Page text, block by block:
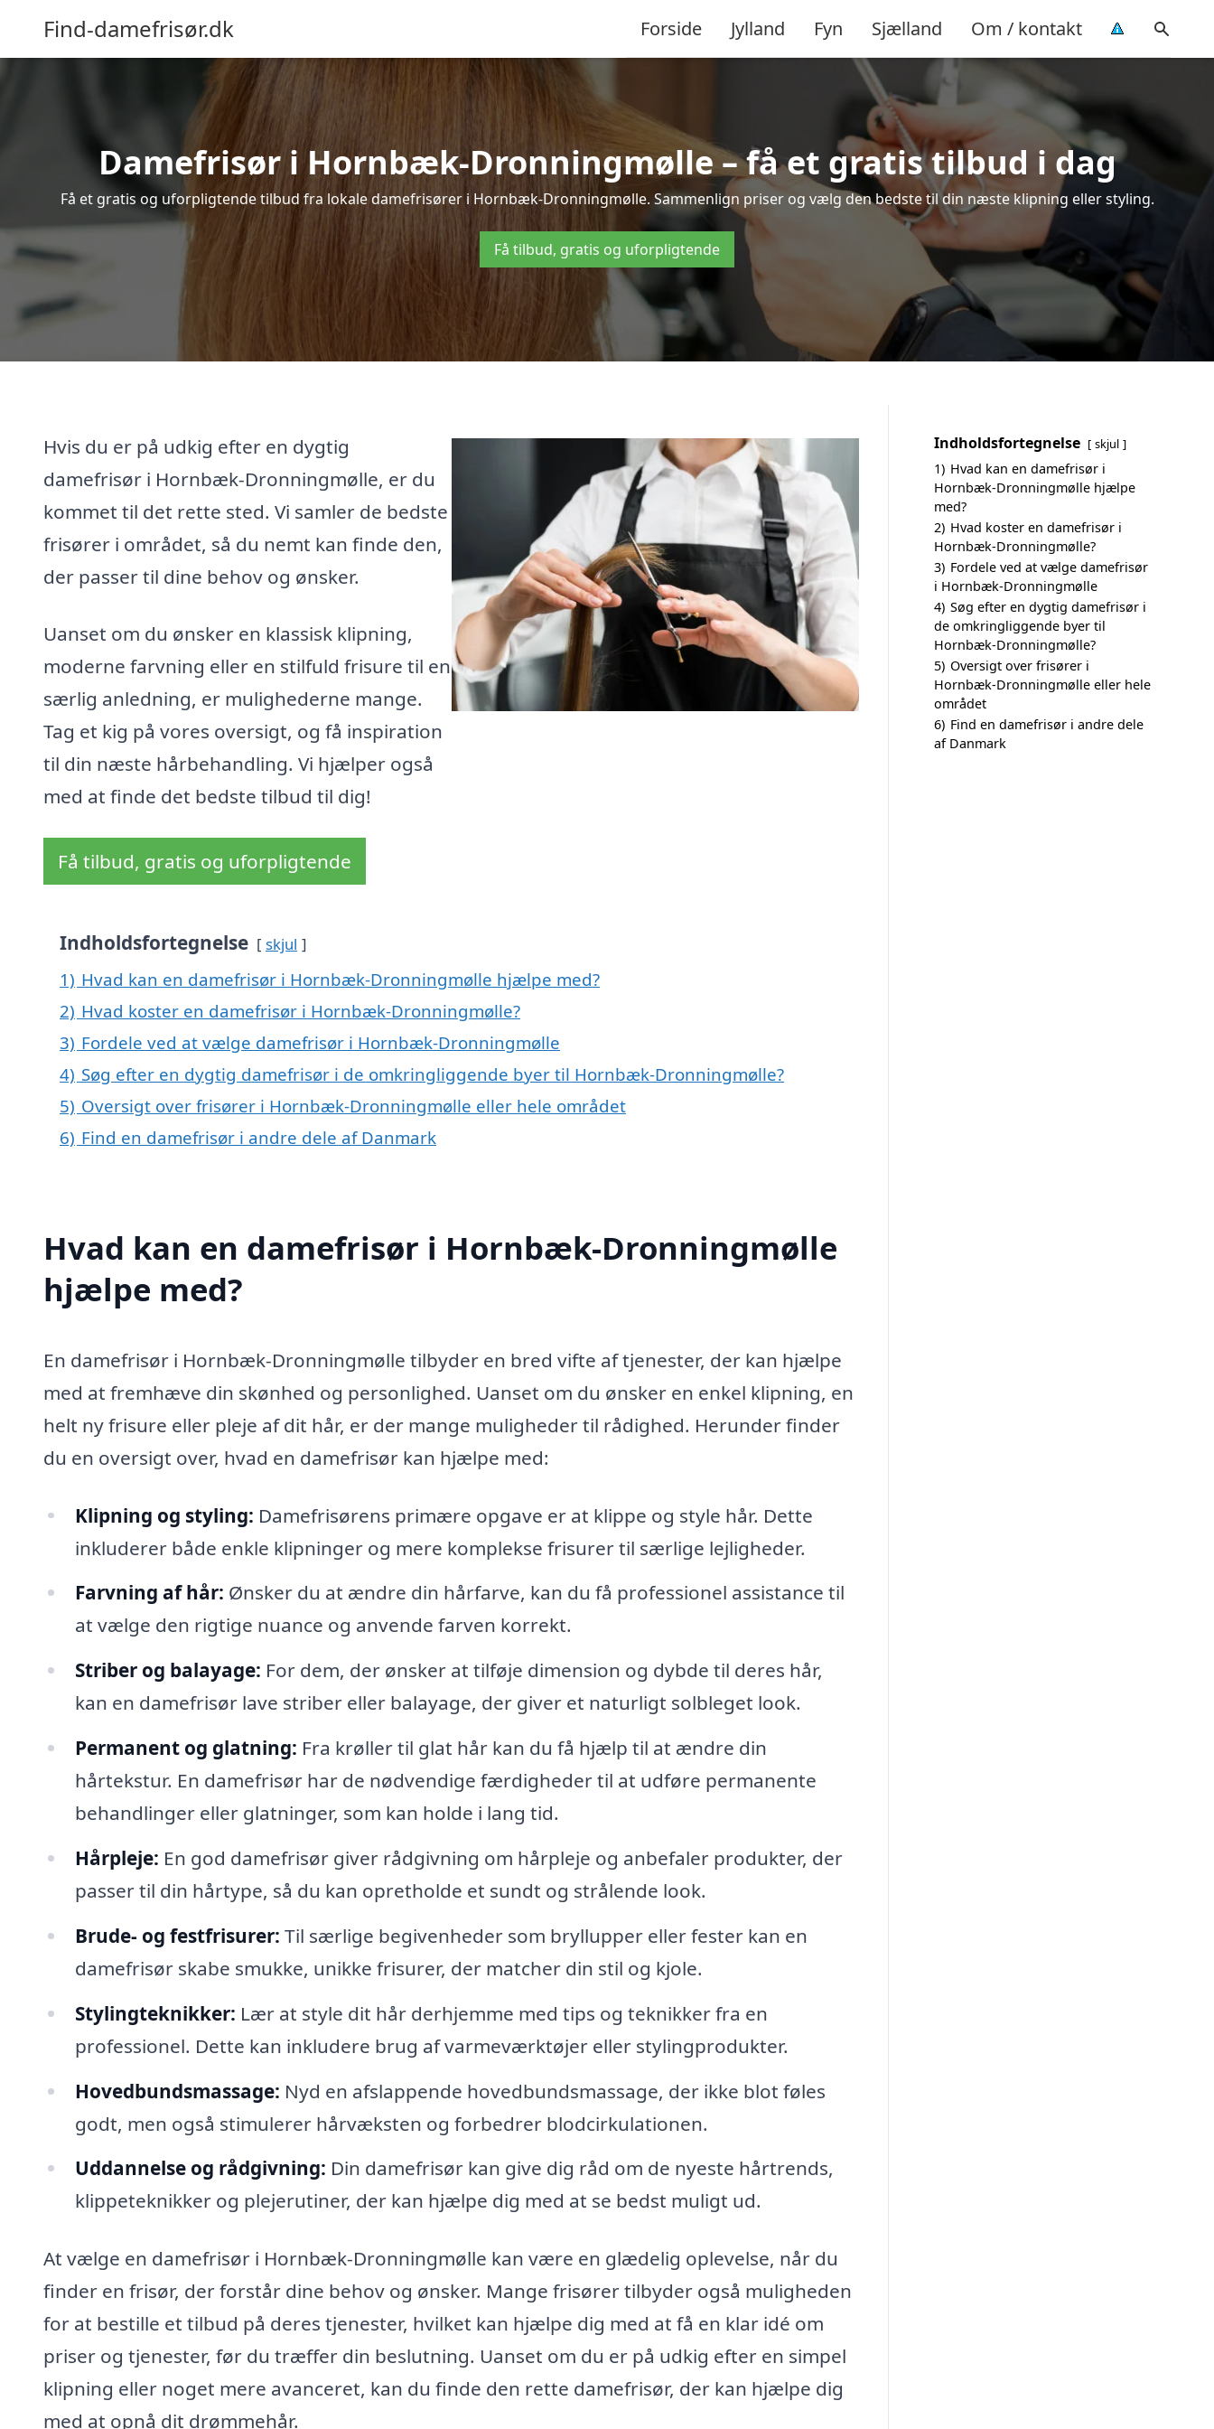
Find-damefrisør.dk Forside Jylland Fyn Sjælland Om / kontakt
Damefrisør i Hornbæk-Dronningmølle – få et gratis tilbud i dag
Få et gratis og uforpligtende tilbud fra lokale damefrisører i Hornbæk-Dronningmølle. Sammenlign priser og vælg den bedste til din næste klipning eller styling.
Få tilbud, gratis og uforpligtende
Hvis du er på udkig efter en dygtig
damefrisør i Hornbæk-Dronningmølle, er du
kommet til det rette sted. Vi samler de bedste
frisører i området, så du nemt kan finde den,
der passer til dine behov og ønsker.
Uanset om du ønsker en klassisk klipning,
moderne farvning eller en stilfuld frisure til en
særlig anledning, er mulighederne mange.
Tag et kig på vores oversigt, og få inspiration
til din næste hårbehandling. Vi hjælper også
med at finde det bedste tilbud til dig!
Få tilbud, gratis og uforpligtende
Indholdsfortegnelse skjul
1) Hvad kan en damefrisør i Hornbæk-Dronningmølle hjælpe med?
2) Hvad koster en damefrisør i Hornbæk-Dronningmølle?
3) Fordele ved at vælge damefrisør i Hornbæk-Dronningmølle
4) Søg efter en dygtig damefrisør i de omkringliggende byer til Hornbæk-Dronningmølle?
5) Oversigt over frisører i Hornbæk-Dronningmølle eller hele området
6) Find en damefrisør i andre dele af Danmark
Hvad kan en damefrisør i Hornbæk-Dronningmølle
hjælpe med?
En damefrisør i Hornbæk-Dronningmølle tilbyder en bred vifte af tjenester, der kan hjælpe
med at fremhæve din skønhed og personlighed. Uanset om du ønsker en enkel klipning, en
helt ny frisure eller pleje af dit hår, er der mange muligheder til rådighed. Herunder finder
du en oversigt over, hvad en damefrisør kan hjælpe med:
Klipning og styling: Damefrisørens primære opgave er at klippe og style hår. Dette
inkluderer både enkle klipninger og mere komplekse frisurer til særlige lejligheder.
Farvning af hår: Ønsker du at ændre din hårfarve, kan du få professionel assistance til
at vælge den rigtige nuance og anvende farven korrekt.
Striber og balayage: For dem, der ønsker at tilføje dimension og dybde til deres hår,
kan en damefrisør lave striber eller balayage, der giver et naturligt solbleget look.
Permanent og glatning: Fra krøller til glat hår kan du få hjælp til at ændre din
hårtekstur. En damefrisør har de nødvendige færdigheder til at udføre permanente
behandlinger eller glatninger, som kan holde i lang tid.
Hårpleje: En god damefrisør giver rådgivning om hårpleje og anbefaler produkter, der
passer til din hårtype, så du kan opretholde et sundt og strålende look.
Brude- og festfrisurer: Til særlige begivenheder som bryllupper eller fester kan en
damefrisør skabe smukke, unikke frisurer, der matcher din stil og kjole.
Stylingteknikker: Lær at style dit hår derhjemme med tips og teknikker fra en
professionel. Dette kan inkludere brug af varmeværktøjer eller stylingprodukter.
Hovedbundsmassage: Nyd en afslappende hovedbundsmassage, der ikke blot føles
godt, men også stimulerer hårvæksten og forbedrer blodcirkulationen.
Uddannelse og rådgivning: Din damefrisør kan give dig råd om de nyeste hårtrends,
klippeteknikker og plejerutiner, der kan hjælpe dig med at se bedst muligt ud.
At vælge en damefrisør i Hornbæk-Dronningmølle kan være en glædelig oplevelse, når du
finder en frisør, der forstår dine behov og ønsker. Mange frisører tilbyder også muligheden
for at bestille et tilbud på deres tjenester, hvilket kan hjælpe dig med at få en klar idé om
priser og tjenester, før du træffer din beslutning. Uanset om du er på udkig efter en simpel
klipning eller noget mere avanceret, kan du finde den rette damefrisør, der kan hjælpe dig
med at opnå dit drømmehår.
Indholdsfortegnelse skjul
1) Hvad kan en damefrisør i
Hornbæk-Dronningmølle hjælpe
med?
2) Hvad koster en damefrisør i
Hornbæk-Dronningmølle?
3) Fordele ved at vælge damefrisør
i Hornbæk-Dronningmølle
4) Søg efter en dygtig damefrisør i
de omkringliggende byer til
Hornbæk-Dronningmølle?
5) Oversigt over frisører i
Hornbæk-Dronningmølle eller hele
området
6) Find en damefrisør i andre dele
af Danmark